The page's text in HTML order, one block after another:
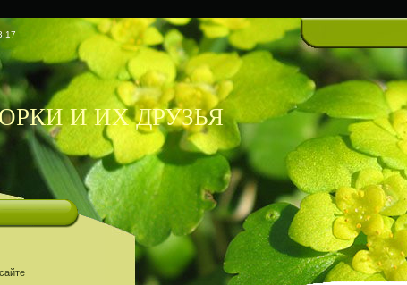
И ИХ ДРУЗЬЯ